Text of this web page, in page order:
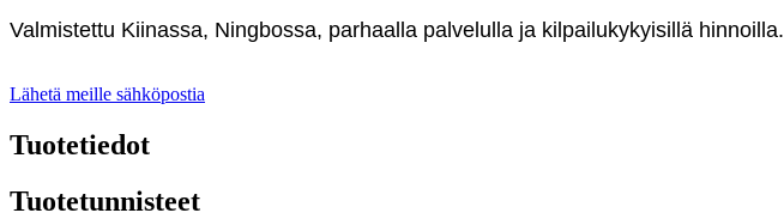
Valmistettu Kiinassa, Ningbossa, parhaalla palvelulla ja kilpailukykyisillä hinnoilla.
Lähetä meille sähköpostia
Tuotetiedot
Tuotetunnisteet